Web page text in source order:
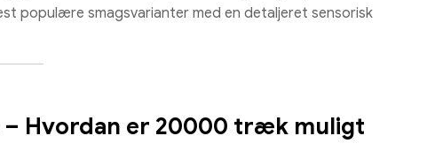
populære smagsvarianter med en detaljeret sensorisk
– Hvordan er 20000 træk muligt